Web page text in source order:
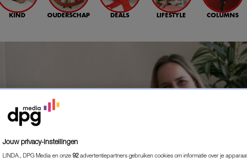
KIND OUDERSCHAP DEALS LIFESTYLE COLUMNS
Jouw privacy-instellingen
LINDA., DPG Media en onze 92 advertentiepartners gebruiken cookies om informatie over je